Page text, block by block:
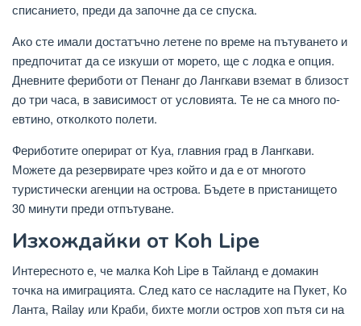
списанието, преди да започне да се спуска.
Ако сте имали достатъчно летене по време на пътуването и
предпочитат да се изкуши от морето, ще с лодка е опция.
Дневните фериботи от Пенанг до Лангкави вземат в близост
до три часа, в зависимост от условията. Те не са много по-
евтино, отколкото полети.
Фериботите оперират от Куа, главния град в Лангкави.
Можете да резервирате чрез който и да е от многото
туристически агенции на острова. Бъдете в пристанището
30 минути преди отпътуване.
Изхождайки от Koh Lipe
Интересното е, че малка Koh Lipe в Тайланд е домакин
точка на имиграцията. След като се насладите на Пукет, Ко
Ланта, Railay или Краби, бихте могли остров хоп пътя си на